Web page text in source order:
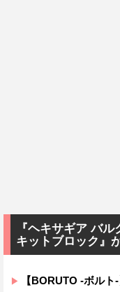
『ヘキサギア バ
キットブロック』
【BORUTO -ボルト-】